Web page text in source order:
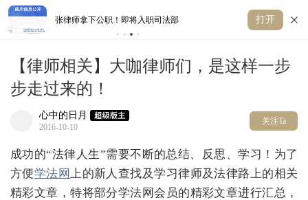
别做律师！特别是穷人家孩子 重
打开
【律师相关】大咖律师们，是这样一步
步走过来的！
心中的日月
2016-10-10
关注Ta
成功的“法律人生”需要不断的总结、反思、学习！为了
方便学法网上的新人查找及学习律师及法律路上的相关
精彩文章，特将部分学法网会员的精彩文章进行汇总，